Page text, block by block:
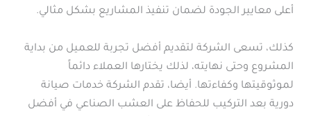
أعلى معايير الجودة لضمان تنفيذ المشاريع بشكل مثالي.
كذلك، تسعى الشركة لتقديم أفضل تجربة للعميل من بداية
المشروع وحتى نهايته، لذلك يختارها العملاء دائماً
لموثوقيتها وكفاءتها. أيضا، تقدم الشركة خدمات صيانة
دورية بعد التركيب للحفاظ على العشب الصناعي في أفضل